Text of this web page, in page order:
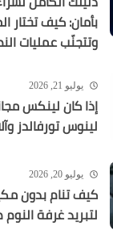
بأمان: كيف تختار
وتتجنّب عمليات
يوليو 21, 2026
إذا كان لينكس
لينوس تورفالدز
يوليو 20, 2026
لتبريد غرفة النوم